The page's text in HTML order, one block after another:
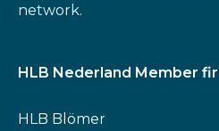
network.
HLB Nederland Member
HLB Blömer